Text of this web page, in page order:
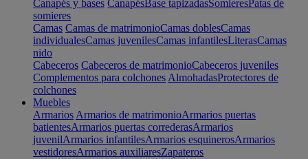
Canapés y bases CanapésBase tapizadasSomieresPatas de
somieres
Camas Camas de matrimonioCamas doblesCamas
individualesCamas juvenilesCamas infantilesLiterasCamas
nido
Cabeceros Cabeceros de matrimonioCabeceros juveniles
Complementos para colchones AlmohadasProtectores de
colchones
Muebles
Armarios Armarios de matrimonioArmarios puertas
batientesArmarios puertas correderasArmarios
juvenilArmarios infantilesArmarios esquinerosArmarios
vestidoresArmarios auxiliaresZapateros